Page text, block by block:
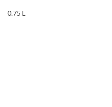
0.75 L